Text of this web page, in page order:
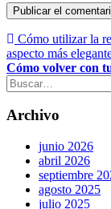
Navegación
de
entradas
Cómo utilizar la
aspecto más
Cómo volver con
Buscar:
Archivo
junio 2026
abril 2026
septiembre
agosto 2025
julio 2025